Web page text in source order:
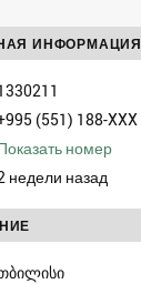
ИНФОРМАЦИЯ
(551) 188-XXX
номер
недели назад